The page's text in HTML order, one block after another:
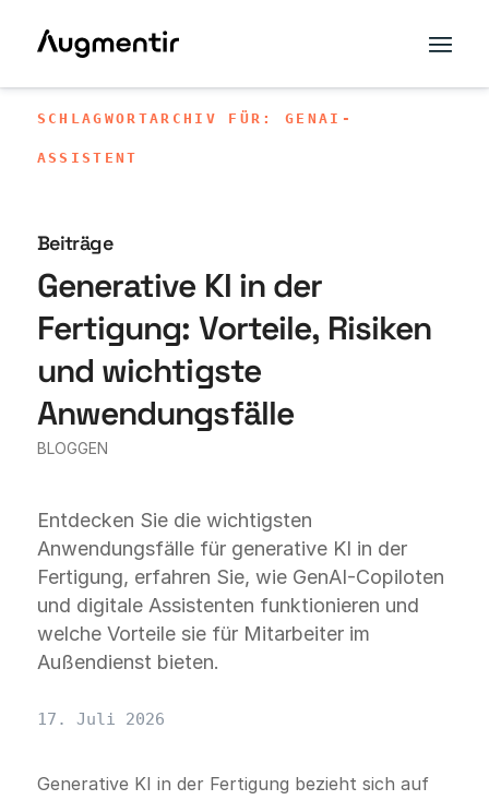
SCHLAGWORTARCHIV FÜR: GENAI-
ASSISTENT
Beiträge
Generative KI in der
Fertigung: Vorteile, Risiken
und wichtigste
Anwendungsfälle
BLOGGEN
Entdecken Sie die wichtigsten
Anwendungsfälle für generative KI in der
Fertigung, erfahren Sie, wie GenAI-Copiloten
und digitale Assistenten funktionieren und
welche Vorteile sie für Mitarbeiter im
Außendienst bieten.
17. Juli 2026
Generative KI in der Fertigung bezieht sich auf